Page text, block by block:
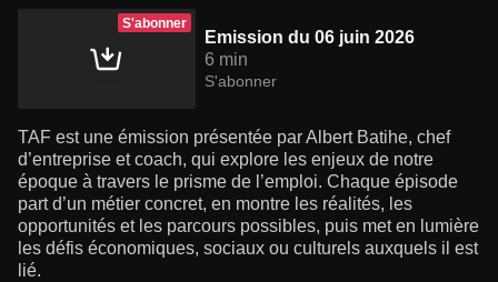
S'abonner
Emission du 06 juin 2026
6 min
S'abonner
TAF est une émission présentée par Albert Batihe, chef
d’entreprise et coach, qui explore les enjeux de notre
époque à travers le prisme de l’emploi. Chaque épisode
part d’un métier concret, en montre les réalités, les
opportunités et les parcours possibles, puis met en lumière
les défis économiques, sociaux ou culturels auxquels il est
lié.